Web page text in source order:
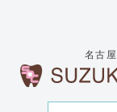
名古